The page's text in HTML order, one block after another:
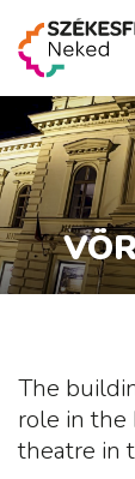
The
role in the
theatre in